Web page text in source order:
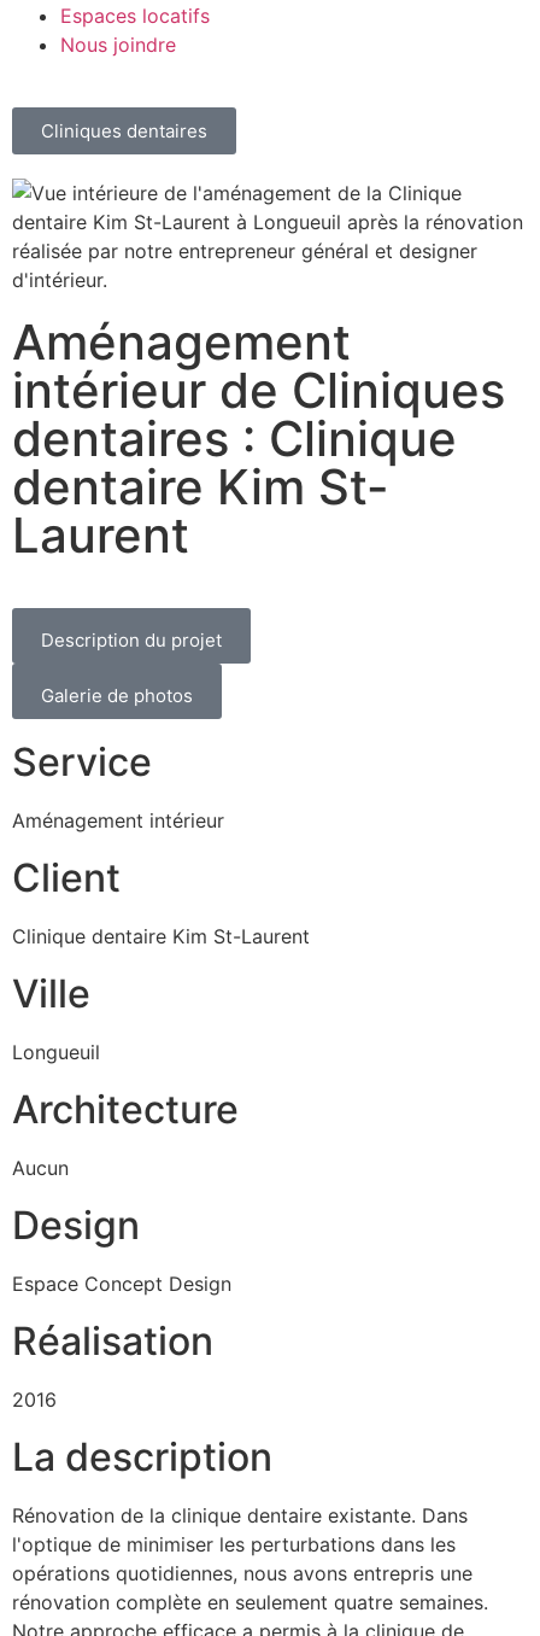
Espaces locatifs
Nous joindre
Cliniques dentaires
Aménagement
intérieur de Cliniques
dentaires : Clinique
dentaire Kim St-
Laurent
Description du projet
Galerie de photos
Service
Aménagement intérieur
Client
Clinique dentaire Kim St-Laurent
Ville
Longueuil
Architecture
Aucun
Design
Espace Concept Design
Réalisation
2016
La description
Rénovation de la clinique dentaire existante. Dans
l'optique de minimiser les perturbations dans les
opérations quotidiennes, nous avons entrepris une
rénovation complète en seulement quatre semaines.
Notre approche efficace a permis à la clinique de